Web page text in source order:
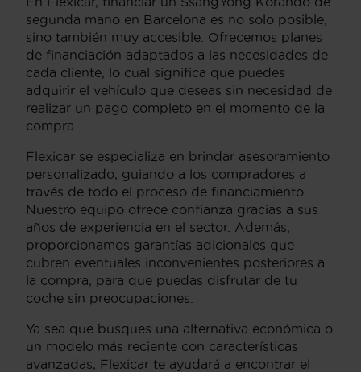
segunda mano en Barcelona es no solo posible,
sino también muy accesible. Ofrecemos planes
de financiación adaptados a las necesidades de
cada cliente, lo cual significa que puedes
adquirir el vehículo que deseas sin necesidad de
realizar un pago completo en el momento de la
compra.
Flexicar se especializa en brindar asesoramiento
personalizado, guiando a los compradores a
través de todo el proceso de financiamiento.
Nuestro equipo ofrece confianza gracias a sus
años de experiencia en el sector. Además,
proporcionamos garantías adicionales que
cubren eventuales inconvenientes posteriores a
la compra, para que puedas disfrutar de tu
coche sin preocupaciones.
Ya sea que busques una alternativa económica o
un modelo más reciente con características
avanzadas, Flexicar te ayudará a encontrar el